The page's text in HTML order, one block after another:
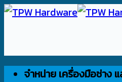
ข้าม
เนื้อหา
จำหน่าย เครื่องมือช่าง